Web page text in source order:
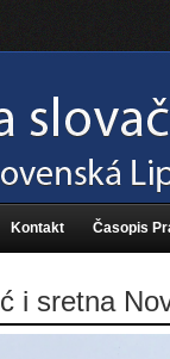
Kontakt Časopis
i sretna